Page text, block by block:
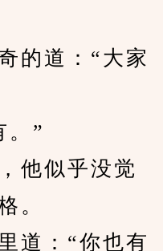
道：“大家
”
似乎没觉
。
：“你也有